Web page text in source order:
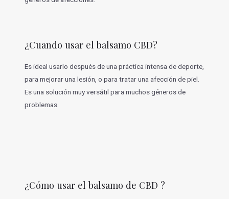
¿Cuando usar el balsamo CBD?
Es ideal usarlo después de una práctica intensa de deporte,
para mejorar una lesión, o para tratar una afección de piel.
Es una solución muy versátil para muchos géneros de
problemas.
¿Cómo usar el balsamo de CBD ?